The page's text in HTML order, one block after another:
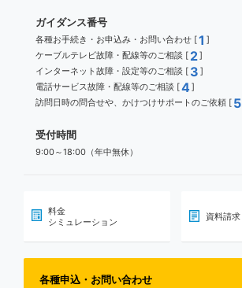
ガイダンス番号
各種お手続き・お申込み・お問い合わせ [1 ]
ケーブルテレビ故障・配線等のご相談 [ 2]
インターネット故障・設定等のご相談 [ 3 ]
電話サービス故障・配線等のご相談 [4]
訪問日時の問合せや、かけつけサポートのご依頼 [ 5
受付時間
9:00～18:00（年中無休）
料金
シミュレーション
資料請求
各種申込・お問い合わせ